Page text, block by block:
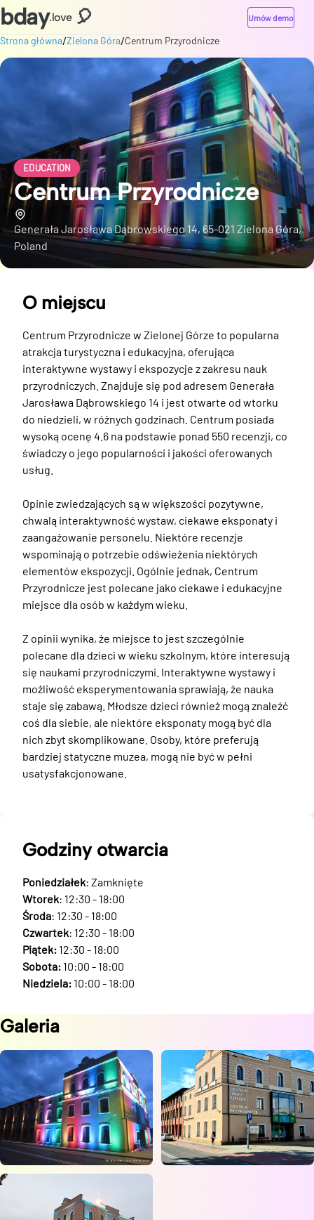
bday.love 🎈 Umów demo
Strona główna/Zielona Góra/Centrum Przyrodnicze
EDUCATION
Centrum Przyrodnicze
Generała Jarosława Dąbrowskiego 14, 65-021 Zielona Góra,
Poland
O miejscu
Centrum Przyrodnicze w Zielonej Górze to popularna
atrakcja turystyczna i edukacyjna, oferująca
interaktywne wystawy i ekspozycje z zakresu nauk
przyrodniczych. Znajduje się pod adresem Generała
Jarosława Dąbrowskiego 14 i jest otwarte od wtorku
do niedzieli, w różnych godzinach. Centrum posiada
wysoką ocenę 4.6 na podstawie ponad 550 recenzji, co
świadczy o jego popularności i jakości oferowanych
usług.
Opinie zwiedzających są w większości pozytywne,
chwalą interaktywność wystaw, ciekawe eksponaty i
zaangażowanie personelu. Niektóre recenzje
wspominają o potrzebie odświeżenia niektórych
elementów ekspozycji. Ogólnie jednak, Centrum
Przyrodnicze jest polecane jako ciekawe i edukacyjne
miejsce dla osób w każdym wieku.
Z opinii wynika, że miejsce to jest szczególnie
polecane dla dzieci w wieku szkolnym, które interesują
się naukami przyrodniczymi. Interaktywne wystawy i
możliwość eksperymentowania sprawiają, że nauka
staje się zabawą. Młodsze dzieci również mogą znaleźć
coś dla siebie, ale niektóre eksponaty mogą być dla
nich zbyt skomplikowane. Osoby, które preferują
bardziej statyczne muzea, mogą nie być w pełni
usatysfakcjonowane.
Godziny otwarcia
Poniedziałek: Zamknięte
Wtorek: 12:30 - 18:00
Środa: 12:30 - 18:00
Czwartek: 12:30 - 18:00
Piątek: 12:30 - 18:00
Sobota: 10:00 - 18:00
Niedziela: 10:00 - 18:00
Galeria